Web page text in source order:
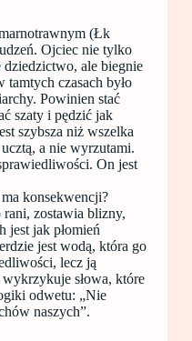
(Łk
Ojciec nie tylko
ale biegnie
czasach było
Powinien stać
szaty i pędzić jak
szybsza niż wszelka
a nie wyrzutami.
On jest
konsekwencji?
rani, zostawia blizny,
jest jak płomień
jest wodą, która go
lecz ją
słowa, które
odwetu: „Nie
naszych”.